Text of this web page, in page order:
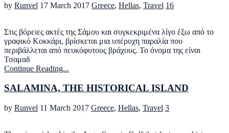
by Runvel 17 March 2017 Greece, Hellas, Travel 16
Στις βόρειες ακτές της Σάμου και συγκεκριμένα λίγο έξω από το
γραφικό Κοκκάρι, βρίσκεται μια υπέροχη παραλία που
περιβάλλεται από πευκόφυτους βράχους. Το όνομα της είναι
Τσαμαδ
Continue Reading...
SALAMINA, THE HISTORICAL ISLAND
by Runvel 11 March 2017 Greece, Hellas, Travel 3